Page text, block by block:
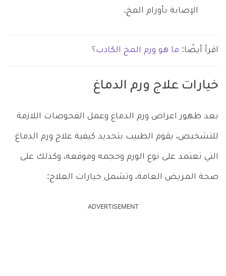
الإصابة بأورام المخ.
اقرأ أيضًا: ما هو ورم المخ الكاذب؟
خيارات علاج ورم الدماغ
بعد ظهور اعراض ورم الدماغ وعمل الفحوصات اللازمة
للتشخيص، يقوم الطبيب بتحديد كيفية علاج ورم الدماغ
التي تعتمد على نوع الورم وحجمه وموقعه، وكذلك على
صحة المريض العامة، وتشمل خيارات العلاج:
ADVERTISEMENT